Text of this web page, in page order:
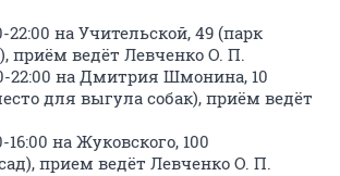
22:00 на Учительской, 49 (парк
приём ведёт Левченко О. П.⠀
22:00 на Дмитрия Шмонина, 10
для выгула собак), приём ведёт
16:00 на Жуковского, 100
прием ведёт Левченко О. П. ⠀